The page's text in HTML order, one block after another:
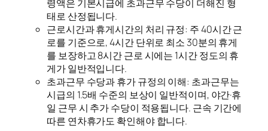
령액은 기본시급에 초과근무 수당이 더해진 형
태로 산정됩니다.
근로시간과 휴게시간의 처리 규정: 주 40시간 근
로를 기준으로, 4시간 단위로 최소 30분의 휴게
를 보장하고 8시간 근로 시에는 1시간 정도의 휴
게가 일반적입니다.
초과근무 수당과 휴가 규정의 이해: 초과근무는
시급의 1.5배 수준의 보상이 일반적이며, 야간·휴
일 근무 시 추가 수당이 적용됩니다. 근속 기간에
따른 연차휴가도 확인해야 합니다.